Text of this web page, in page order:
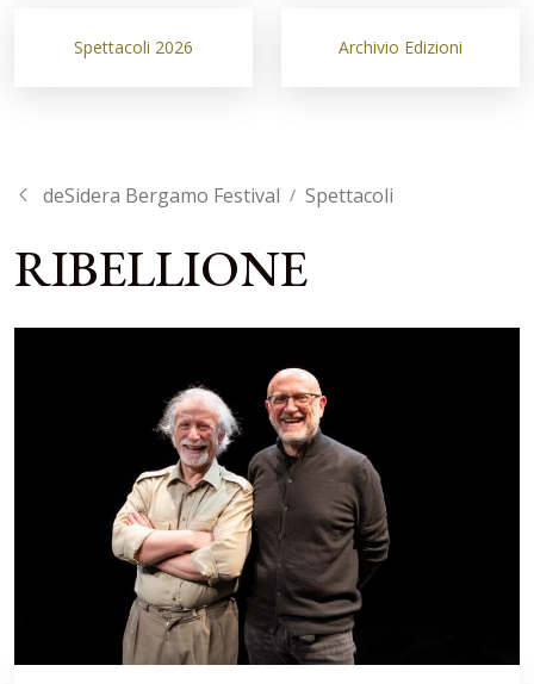
Spettacoli 2026 Archivio Edizioni
deSidera Bergamo Festival / Spettacoli
RIBELLIONE